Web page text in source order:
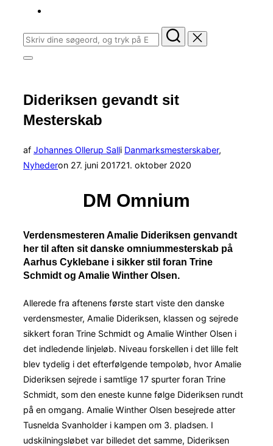
Søg
efter:
Slå
til/fra
Dideriksen gevandt sit
Mesterskab
af Johannes Ollerup Salli Danmarksmesterskaber,
Nyhederon Udgivet
27. juni 201721. oktober 2020
DM Omnium
Verdensmesteren Amalie Dideriksen genvandt
her til aften sit danske omniummesterskab på
Aarhus Cyklebane i sikker stil foran Trine
Schmidt og Amalie Winther Olsen.
Allerede fra aftenens første start viste den danske
verdensmester, Amalie Dideriksen, klassen og sejrede
sikkert foran Trine Schmidt og Amalie Winther Olsen i
det indledende linjeløb. Niveau forskellen i det lille felt
blev tydelig i det efterfølgende tempoløb, hvor Amalie
Dideriksen sejrede i samtlige 17 spurter foran Trine
Schmidt, som den eneste kunne følge Dideriksen rundt
på en omgang. Amalie Winther Olsen besejrede atter
Tusnelda Svanholder i kampen om 3. pladsen. I
udskilningsløbet var billedet det samme, Dideriksen